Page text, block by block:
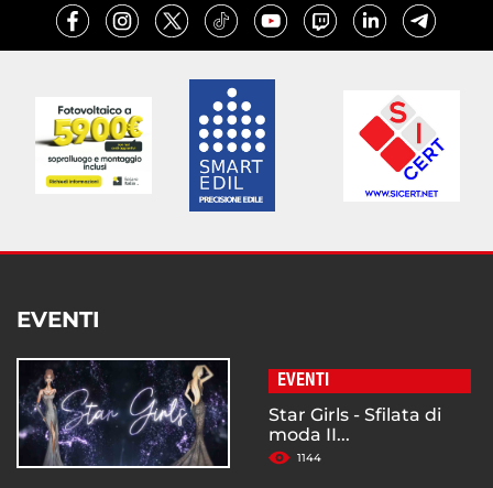
EVENTI
EVENTI
Star Girls - Sfilata di
moda II...
1144